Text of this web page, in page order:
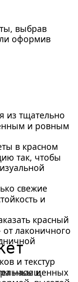
выбрав
оформив
из тщательно
и ровным
в красном
так, чтобы
свежие
и
красный
лаконичного
и текстур
и
насыщенных